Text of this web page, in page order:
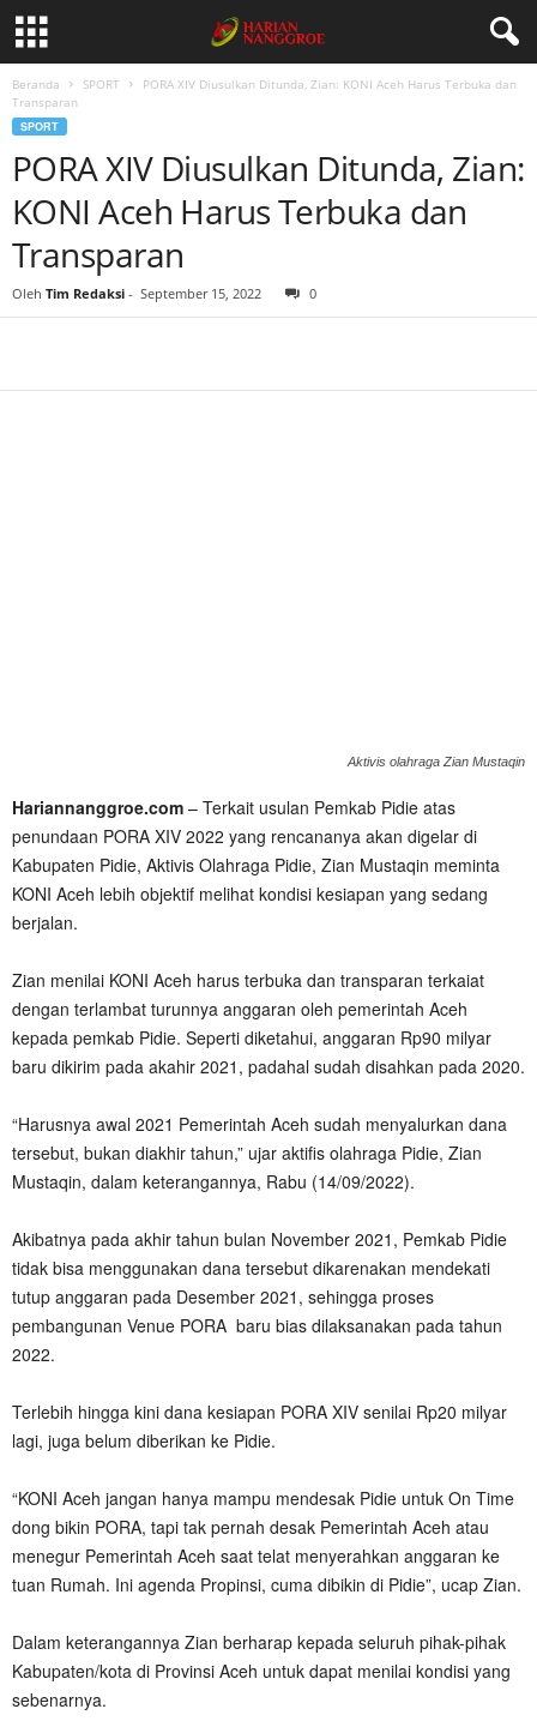
Beranda SPORT
PORA XIV Diusulkan Ditunda, Zian: KONI Aceh Harus Terbuka dan
Transparan
SPORT
PORA XIV Diusulkan Ditunda, Zian:
KONI Aceh Harus Terbuka dan
Transparan
Oleh Tim Redaksi - September 15, 2022 0
Aktivis olahraga Zian Mustaqin
Hariannanggroe.com – Terkait usulan Pemkab Pidie atas
penundaan PORA XIV 2022 yang rencananya akan digelar di
Kabupaten Pidie, Aktivis Olahraga Pidie, Zian Mustaqin meminta
KONI Aceh lebih objektif melihat kondisi kesiapan yang sedang
berjalan.
Zian menilai KONI Aceh harus terbuka dan transparan terkaiat
dengan terlambat turunnya anggaran oleh pemerintah Aceh
kepada pemkab Pidie. Seperti diketahui, anggaran Rp90 milyar
baru dikirim pada akahir 2021, padahal sudah disahkan pada 2020.
“Harusnya awal 2021 Pemerintah Aceh sudah menyalurkan dana
tersebut, bukan diakhir tahun,” ujar aktifis olahraga Pidie, Zian
Mustaqin, dalam keterangannya, Rabu (14/09/2022).
Akibatnya pada akhir tahun bulan November 2021, Pemkab Pidie
tidak bisa menggunakan dana tersebut dikarenakan mendekati
tutup anggaran pada Desember 2021, sehingga proses
pembangunan Venue PORA baru bias dilaksanakan pada tahun
2022.
Terlebih hingga kini dana kesiapan PORA XIV senilai Rp20 milyar
lagi, juga belum diberikan ke Pidie.
“KONI Aceh jangan hanya mampu mendesak Pidie untuk On Time
dong bikin PORA, tapi tak pernah desak Pemerintah Aceh atau
menegur Pemerintah Aceh saat telat menyerahkan anggaran ke
tuan Rumah. Ini agenda Propinsi, cuma dibikin di Pidie”, ucap Zian.
Dalam keterangannya Zian berharap kepada seluruh pihak-pihak
Kabupaten/kota di Provinsi Aceh untuk dapat menilai kondisi yang
sebenarnya.